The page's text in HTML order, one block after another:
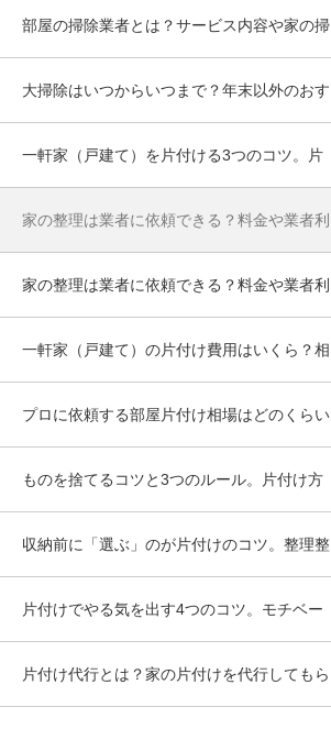
部屋の掃除業者とは？サービス内容や家の掃
大掃除はいつからいつまで？年末以外のおす
一軒家（戸建て）を片付ける3つのコツ。片
家の整理は業者に依頼できる？料金や業者利
家の整理は業者に依頼できる？料金や業者利
一軒家（戸建て）の片付け費用はいくら？相
プロに依頼する部屋片付け相場はどのくらい
ものを捨てるコツと3つのルール。片付け方
収納前に「選ぶ」のが片付けのコツ。整理整
片付けでやる気を出す4つのコツ。モチベー
片付け代行とは？家の片付けを代行してもら